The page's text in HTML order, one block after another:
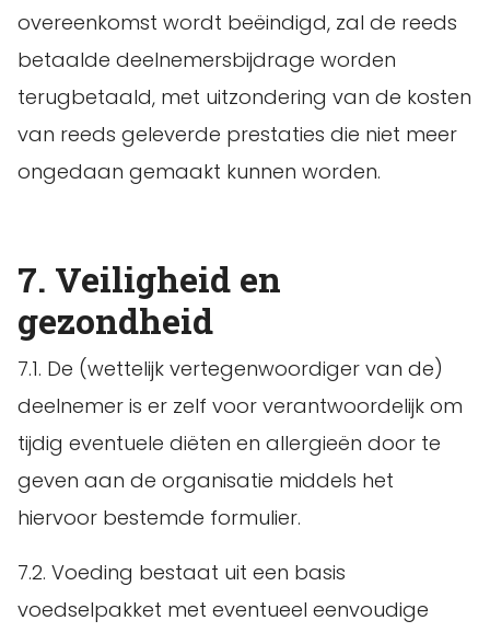
overeenkomst wordt beëindigd, zal de reeds
betaalde deelnemersbijdrage worden
terugbetaald, met uitzondering van de kosten
van reeds geleverde prestaties die niet meer
ongedaan gemaakt kunnen worden.
7. Veiligheid en
gezondheid
7.1. De (wettelijk vertegenwoordiger van de)
deelnemer is er zelf voor verantwoordelijk om
tijdig eventuele diëten en allergieën door te
geven aan de organisatie middels het
hiervoor bestemde formulier.
7.2. Voeding bestaat uit een basis
voedselpakket met eventueel eenvoudige